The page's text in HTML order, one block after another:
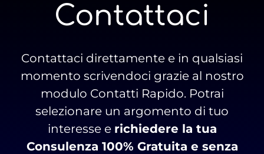
Contattaci
Contattaci direttamente e in qualsiasi
momento scrivendoci grazie al nostro
modulo Contatti Rapido. Potrai
selezionare un argomento di tuo
interesse e richiedere la tua
Consulenza 100% Gratuita e senza